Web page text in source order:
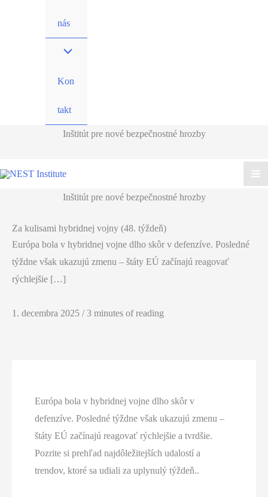
nás
Kon
takt
Inštitút pre nové bezpečnostné hrozby
Inštitút pre nové bezpečnostné hrozby
Za kulisami hybridnej vojny (48. týždeň)
Európa bola v hybridnej vojne dlho skôr v defenzíve. Posledné
týždne však ukazujú zmenu – štáty EÚ začínajú reagovať
rýchlejšie […]
1. decembra 2025 /3 minutes of reading
Európa bola v hybridnej vojne dlho skôr v
defenzíve. Posledné týždne však ukazujú zmenu –
štáty EÚ začínajú reagovať rýchlejšie a tvrdšie.
Pozrite si prehľad najdôležitejších udalostí a
trendov, ktoré sa udiali za uplynulý týždeň..